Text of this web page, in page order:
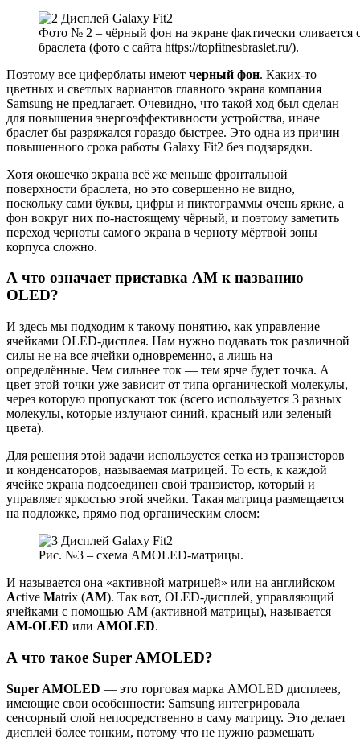
Фото № 2 – чёрный фон на экране фактически сливается
браслета (фото с сайта https://topfitnesbraslet.ru/).
Поэтому все циферблаты имеют черный фон. Каких-то
цветных и светлых вариантов главного экрана компания
Samsung не предлагает. Очевидно, что такой ход был сделан
для повышения энергоэффективности устройства, иначе
браслет бы разряжался гораздо быстрее. Это одна из причин
повышенного срока работы Galaxy Fit2 без подзарядки.
Хотя окошечко экрана всё же меньше фронтальной
поверхности браслета, но это совершенно не видно,
поскольку сами буквы, цифры и пиктограммы очень яркие, а
фон вокруг них по-настоящему чёрный, и поэтому заметить
переход черноты самого экрана в черноту мёртвой зоны
корпуса сложно.
А что означает приставка AM к названию
OLED?
И здесь мы подходим к такому понятию, как управление
ячейками OLED-дисплея. Нам нужно подавать ток различной
силы не на все ячейки одновременно, а лишь на
определённые. Чем сильнее ток — тем ярче будет точка. А
цвет этой точки уже зависит от типа органической молекулы,
через которую пропускают ток (всего используется 3 разных
молекулы, которые излучают синий, красный или зеленый
цвета).
Для решения этой задачи используется сетка из транзисторов
и конденсаторов, называемая матрицей. То есть, к каждой
ячейке экрана подсоединен свой транзистор, который и
управляет яркостью этой ячейки. Такая матрица размещается
на подложке, прямо под органическим слоем:
Рис. №3 – схема AMOLED-матрицы.
И называется она «активной матрицей» или на английском
Active Matrix (AM). Так вот, OLED-дисплей, управляющий
ячейками с помощью AM (активной матрицы), называется
AM-OLED или AMOLED.
А что такое Super AMOLED?
Super AMOLED — это торговая марка AMOLED дисплеев,
имеющие свои особенности: Samsung интегрировала
сенсорный слой непосредственно в саму матрицу. Это делает
дисплей более тонким, потому что не нужно размещать